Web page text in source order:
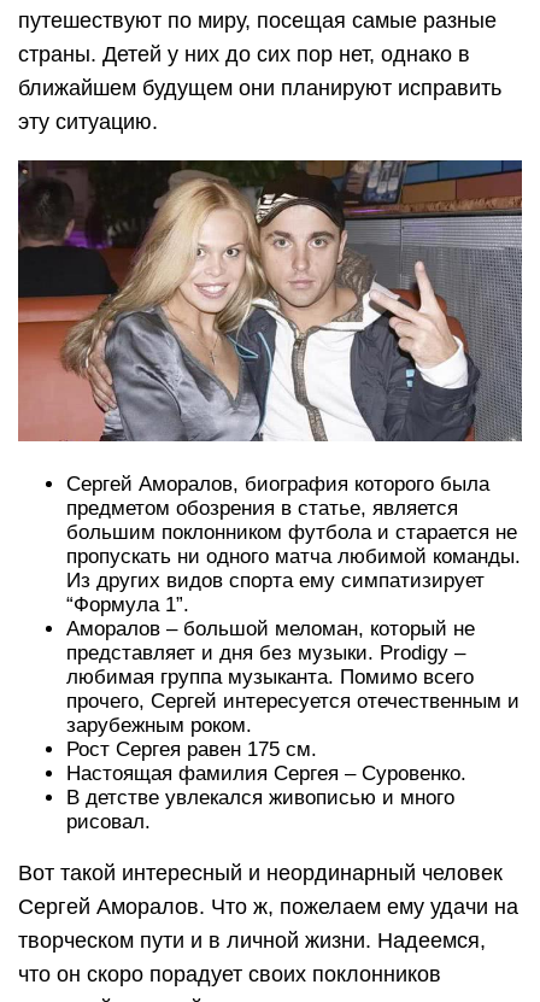
путешествуют по миру, посещая самые разные
страны. Детей у них до сих пор нет, однако в
ближайшем будущем они планируют исправить
эту ситуацию.
Сергей Аморалов, биография которого была
предметом обозрения в статье, является
большим поклонником футбола и старается не
пропускать ни одного матча любимой команды.
Из других видов спорта ему симпатизирует
“Формула 1”.
Аморалов – большой меломан, который не
представляет и дня без музыки. Prodigy –
любимая группа музыканта. Помимо всего
прочего, Сергей интересуется отечественным и
зарубежным роком.
Рост Сергея равен 175 см.
Настоящая фамилия Сергея – Суровенко.
В детстве увлекался живописью и много
рисовал.
Вот такой интересный и неординарный человек
Сергей Аморалов. Что ж, пожелаем ему удачи на
творческом пути и в личной жизни. Надеемся,
что он скоро порадует своих поклонников